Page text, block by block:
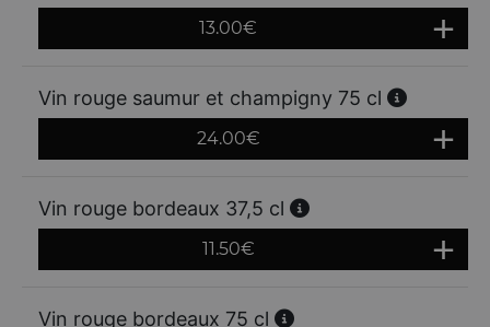
13.00€
Vin rouge saumur et champigny 75 cl
24.00€
Vin rouge bordeaux 37,5 cl
11.50€
Vin rouge bordeaux 75 cl